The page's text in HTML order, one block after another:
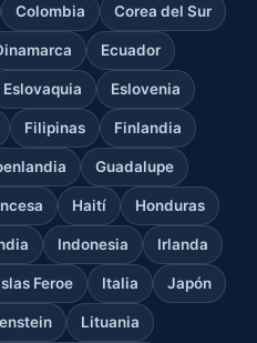
Colombia Corea del Sur
Ecuador
Eslovaquia Eslovenia
Filipinas Finlandia
Guadalupe
Haití Honduras
Indonesia Irlanda
Feroe Italia Japón
Lituania